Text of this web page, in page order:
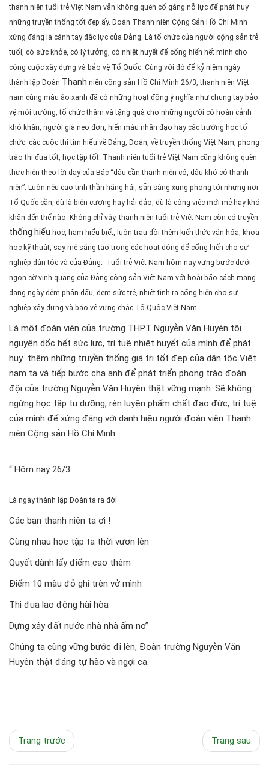
thanh niên tuổi trẻ Việt Nam vẫn không quên cố gắng nỗ lực để phát huy
những truyền thống tốt đẹp ấy. Đoàn Thanh niên Cộng Sản Hồ Chí Minh
xứng đáng là cánh tay đắc lực của Đảng. Là tổ chức của người cộng sản trẻ
tuổi, có sức khỏe, có lý tưởng, có nhiệt huyết để cống hiến hết mình cho
công cuộc xây dựng và bảo vệ Tổ Quốc. Cùng với đó để kỷ niệm ngày
thành lập Đoàn Thanh niên cộng sản Hồ Chí Minh 26/3, thanh niên Việt
nam cùng màu áo xanh đã có những hoạt động ý nghĩa như chung tay bảo
vệ môi trường, tổ chức thăm và tặng quà cho những người có hoàn cảnh
khó khăn, người già neo đơn, hiến máu nhân đạo hay các trường học tổ
chức các cuộc thi tìm hiểu về Đảng, Đoàn, về truyền thống Việt Nam, phong
trào thi đua tốt, học tập tốt. Thanh niên tuổi trẻ Việt Nam cũng không quên
thực hiện theo lời dạy của Bác “đâu cần thanh niên có, đâu khó có thanh
niên”. Luôn nêu cao tinh thần hăng hái, sẵn sàng xung phong tới những nơi
Tổ Quốc cần, dù là biên cương hay hải đảo, dù là công việc mới mẻ hay khó
khăn đến thế nào. Không chỉ vậy, thanh niên tuổi trẻ Việt Nam còn có truyền
thống hiếu học, ham hiểu biết, luôn trau dồi thêm kiến thức văn hóa, khoa
học kỹ thuật, say mê sáng tạo trong các hoạt động để cống hiến cho sự
nghiệp dân tộc và của Đảng. Tuổi trẻ Việt Nam hôm nay vững bước dưới
ngọn cờ vinh quang của Đảng cộng sản Việt Nam với hoài bão cách mạng
đang ngày đêm phấn đấu, đem sức trẻ, nhiệt tình ra cống hiến cho sự
nghiệp xây dựng và bảo vệ vững chắc Tổ Quốc Việt Nam.
Là một đoàn viên của trường THPT Nguyễn Văn Huyên tôi
nguyện dốc hết sức lực, trí tuệ nhiệt huyết của mình để phát
huy thêm những truyền thống giá trị tốt đẹp của dân tộc Việt
nam ta và tiếp bước cha anh để phát triển phong trào đoàn
đội của trường Nguyễn Văn Huyên thật vững mạnh. Sẽ không
ngừng học tập tu dưỡng, rèn luyện phẩm chất đạo đức, trí tuệ
của mình để xứng đáng với danh hiệu người đoàn viên Thanh
niên Cộng sản Hồ Chí Minh.
“ Hôm nay 26/3
Là ngày thành lập Đoàn ta ra đời
Các bạn thanh niên ta ơi !
Cùng nhau học tập ta thời vươn lên
Quyết dành lấy điểm cao thêm
Điểm 10 màu đỏ ghi trên vở mình
Thi đua lao động hài hòa
Dựng xây đất nước nhà nhà ấm no”
Chúng ta cùng vững bước đi lên, Đoàn trường Nguyễn Văn
Huyên thật đáng tự hào và ngợi ca.
Trang trước Trang sau